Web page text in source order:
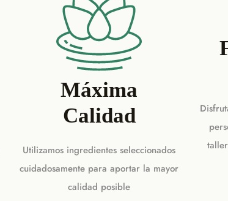
Máxima
Calidad
Utilizamos ingredientes seleccionados
cuidadosamente para aportar la mayor
calidad posible